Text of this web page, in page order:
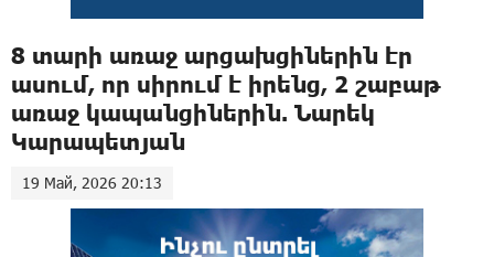
8 տարի առաջ արցախցիներին էր
ասում, որ սիրում է իրենց, 2 շաբաթ
առաջ կապանցիներին. Նարեկ
Կարապետյան
19 Май, 2026 20:13